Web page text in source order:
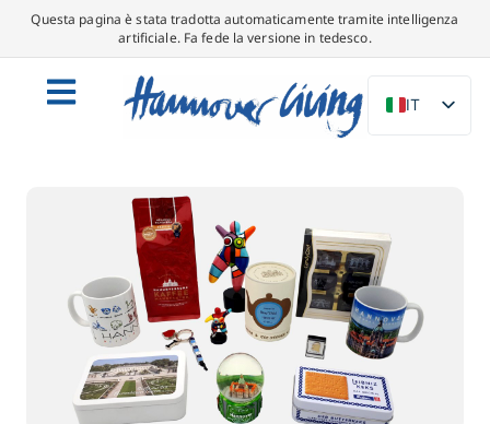
Questa pagina è stata tradotta automaticamente tramite intelligenza
artificiale. Fa fede la versione in tedesco.
IT
DE
DA